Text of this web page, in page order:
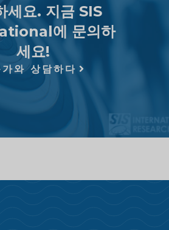
세요. 지금 SIS
에 문의하
세요!
가와 상담하다